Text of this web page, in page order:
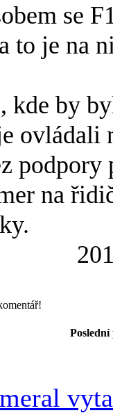
se
to je na
kde by
ovládali
podpory
na